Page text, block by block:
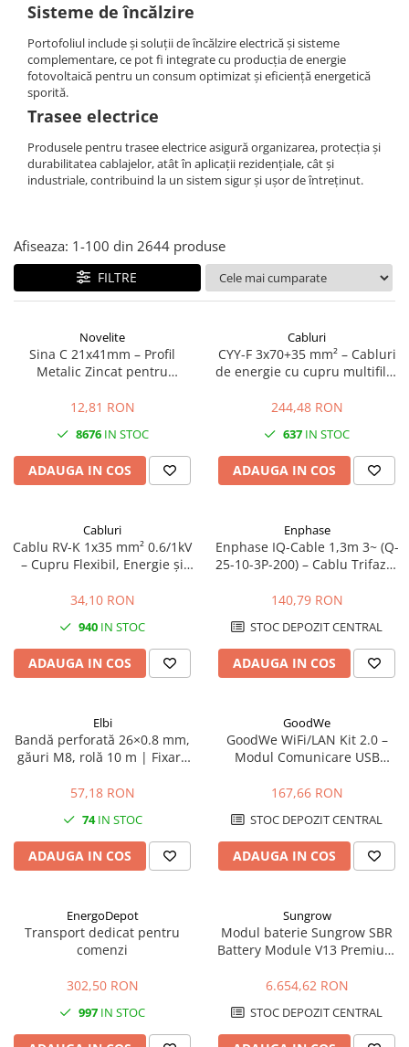
Sisteme de încălzire
Portofoliul include și soluții de încălzire electrică și sisteme
complementare, ce pot fi integrate cu producția de energie
fotovoltaică pentru un consum optimizat și eficiență energetică
sporită.
Trasee electrice
Produsele pentru trasee electrice asigură organizarea, protecția și
durabilitatea cablajelor, atât în aplicații rezidențiale, cât și
industriale, contribuind la un sistem sigur și ușor de întreținut.
Afiseaza: 1-100 din 2644 produse
FILTRE
Novelite
Sina C 21x41mm – Profil
Metalic Zincat pentru
Jgheaburilor Port-Cablu
12,81 RON
8676IN STOC
ADAUGA IN COS
Cabluri
CYY-F 3x70+35 mm² – Cabluri
de energie cu cupru multifilar
244,48 RON
637 IN STOC
ADAUGA IN COS
Cabluri
Cablu RV-K 1x35 mm² 0.6/1kV
– Cupru Flexibil, Energie și
34,10 RON
940 IN STOC
ADAUGA IN COS
Enphase
Enphase IQ-Cable 1,3m 3~ (Q-
25-10-3P-200) – Cablu Trifazat
Enphase IQ
140,79 RON
STOC DEPOZIT CENTRAL
ADAUGA IN COS
Elbi
Bandă perforată 26×0.8 mm,
găuri M8, rolă 10 m | Fixare
57,18 RON
74IN STOC
ADAUGA IN COS
GoodWe
GoodWe WiFi/LAN Kit 2.0 –
Modul Comunicare USB
(LAN, WLAN, Bluetooth, IP65)
167,66 RON
STOC DEPOZIT CENTRAL
ADAUGA IN COS
EnergoDepot
Transport dedicat pentru
comenzi
302,50 RON
997 IN STOC
Sungrow
Modul baterie Sungrow SBR
Battery Module V13 Premium
6.654,62 RON
STOC DEPOZIT CENTRAL